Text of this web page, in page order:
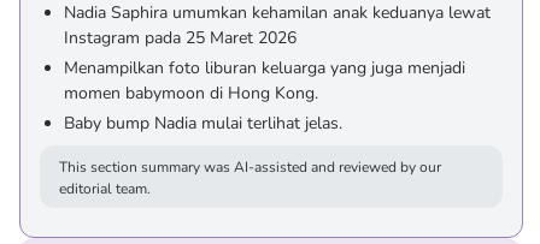
Nadia Saphira umumkan kehamilan anak keduanya lewat
Instagram pada 25 Maret 2026
Menampilkan foto liburan keluarga yang juga menjadi
momen babymoon di Hong Kong.
Baby bump Nadia mulai terlihat jelas.
This section summary was AI-assisted and reviewed by our
editorial team.